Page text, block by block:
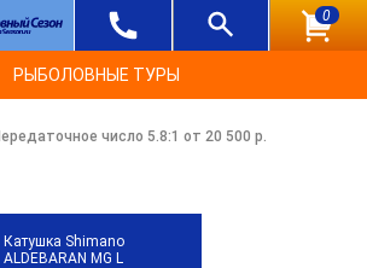
0
РЫБОЛОВНЫЕ ТУРЫ
число 5.8:1 от 20 500 р.
Катушка Shimano
ALDEBARAN MG L